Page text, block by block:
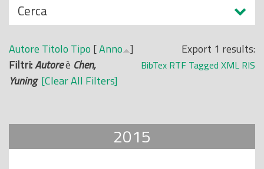
N
a
s
c
o
n
i
Cerca
Export 1 results:
BibTex RTF Tagged XML RIS
Autore Titolo Tipo [Anno ]
Filtri:Autoreè Chen,
Yuning [Clear All Filters]
2015